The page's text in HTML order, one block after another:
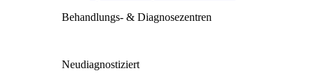
Behandlungs- & Diagnosezentren
Neudiagnostiziert